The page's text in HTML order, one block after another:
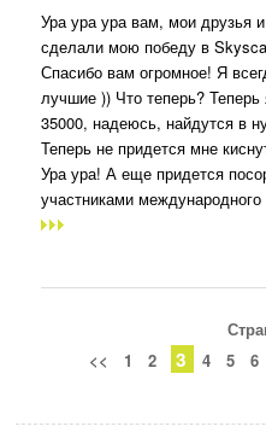
Ура ура ура вам, мои друзья
сделали мою победу в
Спасибо вам огромное! Я
лучшие )) Что теперь?
35000, надеюсь, найдутся в
Теперь не придется мне
Ура ура! А еще придется
участниками
<<
1 2 3 4 5 6